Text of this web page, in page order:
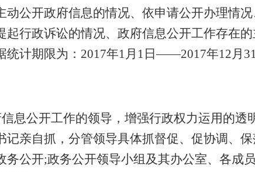
公开政府信息的情况、依申请公开办理情
行政诉讼的情况、政府信息公开工作存在
统计期限为：2017年1月1日——2017年12月31
息公开工作的领导，增强行政权力运用的透
亲自抓，分管领导具体抓督促、促协调、
公开;政务公开领导小组及其办公室、各成